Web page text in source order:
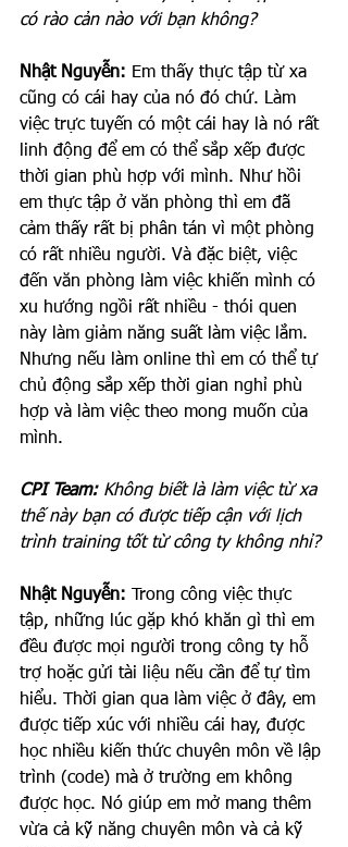
có rào cản nào với bạn không?
Nhật Nguyễn: Em thấy thực tập từ xa
cũng có cái hay của nó đó chứ. Làm
việc trực tuyến có một cái hay là nó rất
linh động để em có thể sắp xếp được
thời gian phù hợp với mình. Như hồi
em thực tập ở văn phòng thì em đã
cảm thấy rất bị phân tán vì một phòng
có rất nhiều người. Và đặc biệt, việc
đến văn phòng làm việc khiến mình có
xu hướng ngồi rất nhiều - thói quen
này làm giảm năng suất làm việc lắm.
Nhưng nếu làm online thì em có thể tự
chủ động sắp xếp thời gian nghỉ phù
hợp và làm việc theo mong muốn của
mình.
CPI Team: Không biết là làm việc từ xa
thế này bạn có được tiếp cận với lịch
trình training tốt từ công ty không nhỉ?
Nhật Nguyễn: Trong công việc thực
tập, những lúc gặp khó khăn gì thì em
đều được mọi người trong công ty hỗ
trợ hoặc gửi tài liệu nếu cần để tự tìm
hiểu. Thời gian qua làm việc ở đây, em
được tiếp xúc với nhiều cái hay, được
học nhiều kiến thức chuyên môn về lập
trình (code) mà ở trường em không
được học. Nó giúp em mở mang thêm
vừa cả kỹ năng chuyên môn và cả kỹ